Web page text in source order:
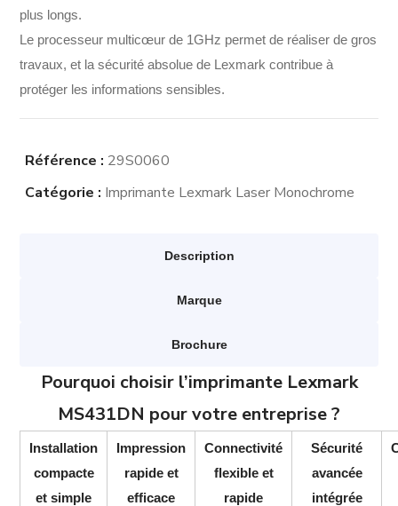
plus longs.
Le processeur multicœur de 1GHz permet de réaliser de gros
travaux, et la sécurité absolue de Lexmark contribue à
protéger les informations sensibles.
Référence : 29S0060
Catégorie : Imprimante Lexmark Laser Monochrome
Description
Marque
Brochure
Pourquoi choisir l’imprimante Lexmark
MS431DN pour votre entreprise ?
Installation
compacte
et simple
Impression
rapide et
efficace
Connectivité
flexible et
rapide
Sécurité
avancée
intégrée